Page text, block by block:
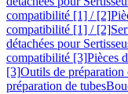
compatibilité [1] / [2]
compatibilité [1] / [2]
détachées pour
compatibilité [3]Pièces
[3]Outils de préparation
préparation de tubes